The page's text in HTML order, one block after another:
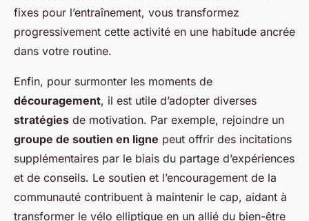
fixes pour l’entraînement, vous transformez
progressivement cette activité en une habitude ancrée
dans votre routine.
Enfin, pour surmonter les moments de
découragement, il est utile d’adopter diverses
stratégies de motivation. Par exemple, rejoindre un
groupe de soutien en ligne peut offrir des incitations
supplémentaires par le biais du partage d’expériences
et de conseils. Le soutien et l’encouragement de la
communauté contribuent à maintenir le cap, aidant à
transformer le vélo elliptique en un allié du bien-être